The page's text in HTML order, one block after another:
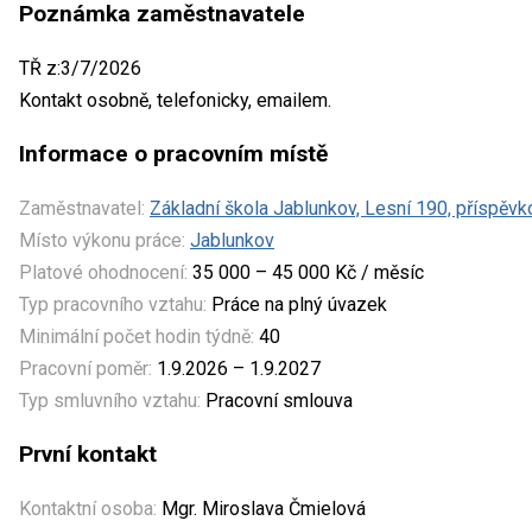
Poznámka zaměstnavatele
TŘ z:3/7/2026
Kontakt osobně, telefonicky, emailem.
Informace o pracovním místě
Zaměstnavatel: Základní škola Jablunkov, Lesní 190,
Místo výkonu práce: Jablunkov
Platové ohodnocení: 35 000 – 45 000 Kč / měsíc
Typ pracovního vztahu: Práce na plný úvazek
Minimální počet hodin týdně: 40
Pracovní poměr: 1.9.2026 – 1.9.2027
Typ smluvního vztahu: Pracovní smlouva
První kontakt
Kontaktní osoba: Mgr. Miroslava Čmielová